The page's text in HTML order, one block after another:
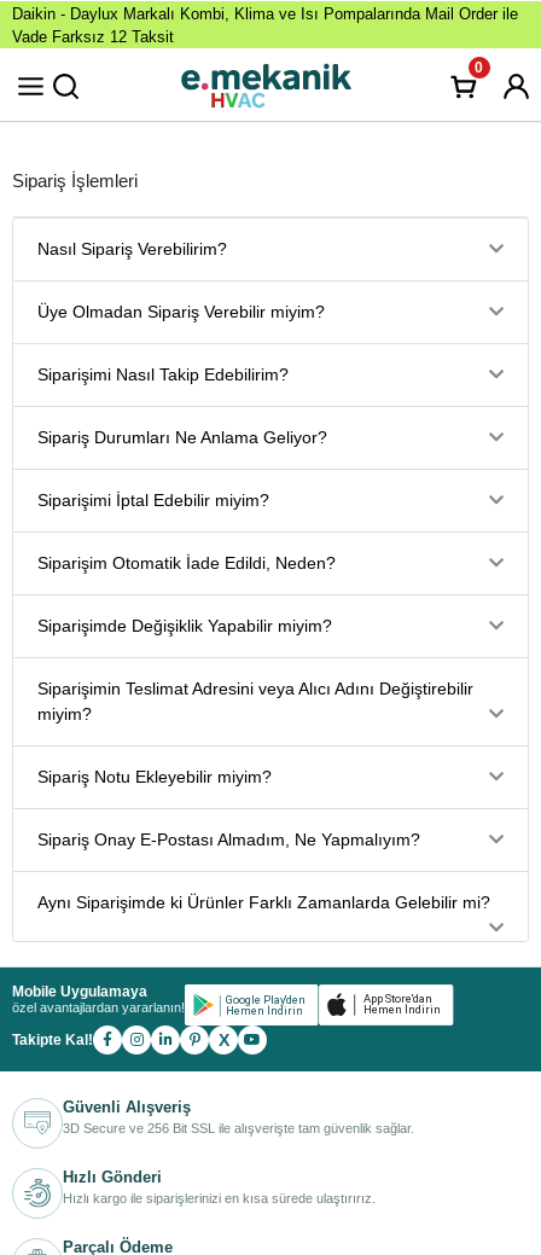
Daikin - Daylux Markalı Kombi, Klima ve Isı Pompalarında Mail Order ile
Vade Farksız 12 Taksit
0
Sipariş İşlemleri
Nasıl Sipariş Verebilirim?
Üye Olmadan Sipariş Verebilir miyim?
Siparişimi Nasıl Takip Edebilirim?
Sipariş Durumları Ne Anlama Geliyor?
Siparişimi İptal Edebilir miyim?
Siparişim Otomatik İade Edildi, Neden?
Siparişimde Değişiklik Yapabilir miyim?
Siparişimin Teslimat Adresini veya Alıcı Adını Değiştirebilir
miyim?
Sipariş Notu Ekleyebilir miyim?
Sipariş Onay E-Postası Almadım, Ne Yapmalıyım?
Aynı Siparişimde ki Ürünler Farklı Zamanlarda Gelebilir mi?
Mobile Uygulamaya
özel avantajlardan yararlanın!
Takipte Kal! X
Güvenli Alışveriş
3D Secure ve 256 Bit SSL ile alışverişte tam güvenlik sağlar.
Hızlı Gönderi
Hızlı kargo ile siparişlerinizi en kısa sürede ulaştırırız.
Parçalı Ödeme